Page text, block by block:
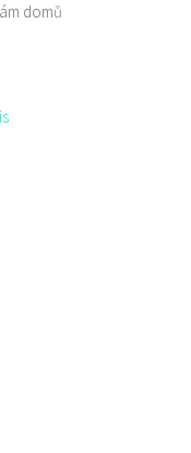
domů